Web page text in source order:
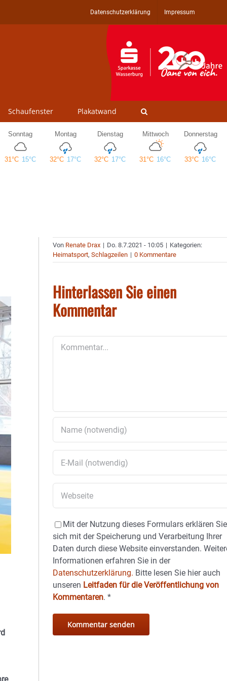
Datenschutzerklärung Impressum
Schaufenster Plakatwand
Von Renate Drax | Do. 8.7.2021 - 10:05 | Kategorien:
Heimatsport,Schlagzeilen | 0 Kommentare
Hinterlassen Sie einen
Kommentar
Mit der Nutzung dieses Formulars erklären Sie
sich mit der Speicherung und Verarbeitung Ihrer
Daten durch diese Website einverstanden.
Informationen erfahren Sie in der
Datenschutzerklärung. Bitte lesen Sie hier auch
unseren Leitfaden für die Veröffentlichung von
Kommentaren.*